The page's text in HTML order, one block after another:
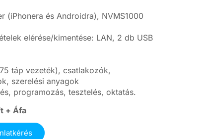
(iPhonera és Androidra), NVMS1000
elérése/kimentése: LAN, 2 db USB
táp vezeték), csatlakozók,
szerelési anyagok
programozás, tesztelés, oktatás.
+ Áfa